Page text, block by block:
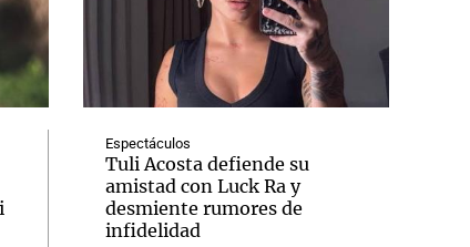
Espectáculos
Tuli Acosta defiende su
amistad con Luck Ra y
desmiente rumores de
infidelidad